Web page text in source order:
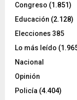
Congreso (1.851)
Educación (2.128)
Elecciones 385
Lo más leído
Nacional
Opinión
Policía (4.404)